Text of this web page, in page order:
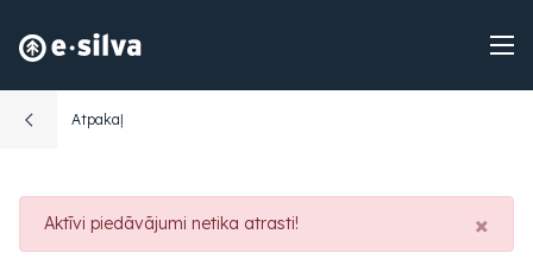
Atpakaļ
Aktīvi piedāvājumi netika atrasti! ×